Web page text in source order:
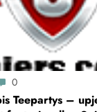
0
Teepartys –